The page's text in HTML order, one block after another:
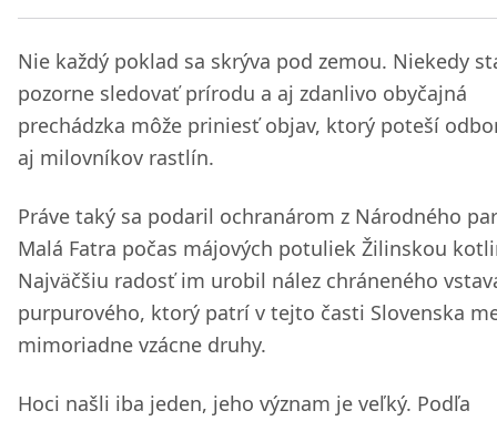
Nie každý poklad sa skrýva pod zemou. Niekedy
pozorne sledovať prírodu a aj zdanlivo obyčajná
prechádzka môže priniesť objav, ktorý poteší
aj milovníkov rastlín.
Práve taký sa podaril ochranárom z Národného
Malá Fatra počas májových potuliek Žilinskou
Najväčšiu radosť im urobil nález chráneného
purpurového, ktorý patrí v tejto časti Slovenska
mimoriadne vzácne druhy.
Hoci našli iba jeden, jeho význam je veľký. Podľa